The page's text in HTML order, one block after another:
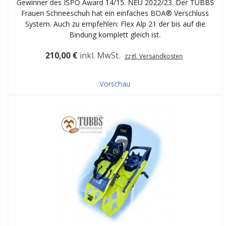
Gewinner des ISPO Award 14/15. NEU 2022/23. Der TUBBS
Frauen Schneeschuh hat ein einfaches BOA® Verschluss
System. Auch zu empfehlen: Flex Alp 21 der bis auf die
Bindung komplett gleich ist.
210,00 € inkl. MwSt. zzgl. Versandkosten
Vorschau